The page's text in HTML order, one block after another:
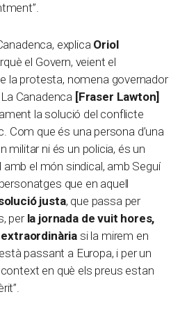
explica Oriol
el Govern, veient el
la protesta, nomena governador
Canadenca [Fraser Lawton]
la solució del conflicte
Com que és una persona d’una
militar ni és un policia, és un
amb el món sindical, amb Seguí
que en aquell
justa, que passa per
per la jornada de vuit hores,
si la mirem en
passant a Europa, i per un
en què els preus estan